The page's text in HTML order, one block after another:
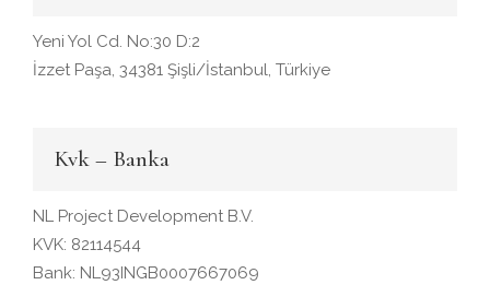
Yeni Yol Cd. No:30 D:2
İzzet Paşa, 34381 Şişli/İstanbul, Türkiye
Kvk – Banka
NL Project Development B.V.
KVK: 82114544
Bank: NL93INGB0007667069